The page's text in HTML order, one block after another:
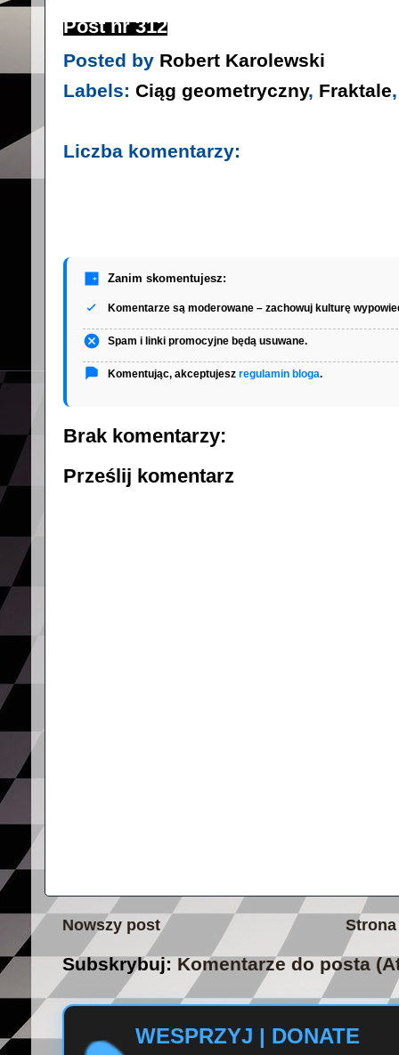
Post nr 312
Posted by Robert Karolewski
Labels: Ciąg geometryczny, Fraktale
Liczba komentarzy:
Zanim skomentujesz:
Komentarze są moderowane – zachowuj kulturę
Spam i linki promocyjne będą usuwane.
Komentując, akceptujesz regulamin bloga.
Brak komentarzy:
Prześlij komentarz
Nowszy post Strona
Subskrybuj: Komentarze do posta
WESPRZYJ | DONATE